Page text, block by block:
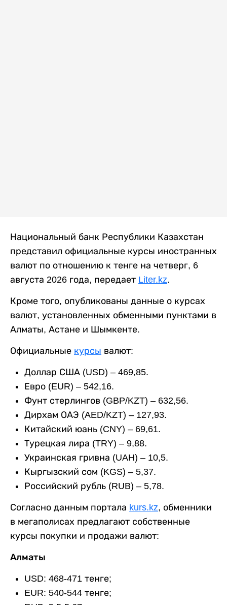
Национальный банк Республики Казахстан
представил официальные курсы иностранных
валют по отношению к тенге на четверг, 6
августа 2026 года, передает Liter.kz.
Кроме того, опубликованы данные о курсах
валют, установленных обменными пунктами в
Алматы, Астане и Шымкенте.
Официальные курсы валют:
Доллар США (USD) – 469,85.
Евро (EUR) – 542,16.
Фунт стерлингов (GBP/KZT) – 632,56.
Дирхам ОАЭ (AED/KZT) – 127,93.
Китайский юань (CNY) – 69,61.
Турецкая лира (TRY) – 9,88.
Украинская гривна (UAH) – 10,5.
Кыргызский сом (KGS) – 5,37.
Российский рубль (RUB) – 5,78.
Согласно данным портала kurs.kz, обменники
в мегаполисах предлагают собственные
курсы покупки и продажи валют:
Алматы
USD: 468-471 тенге;
EUR: 540-544 тенге;